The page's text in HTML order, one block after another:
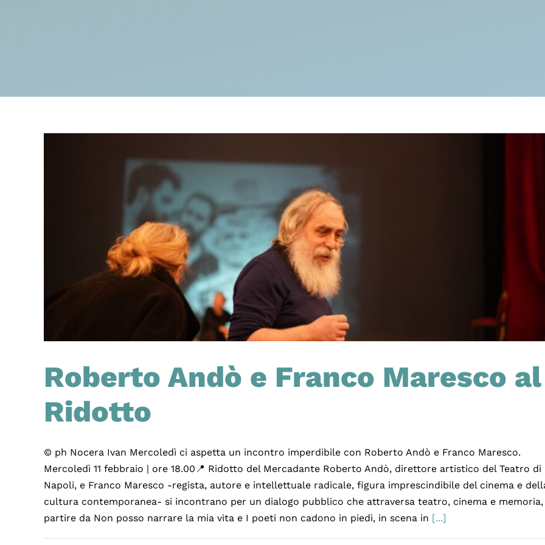
Roberto Andò e Franco Maresco al
Ridotto
© ph Nocera Ivan Mercoledì ci aspetta un incontro imperdibile con Roberto Andò e Franco Maresco.
Mercoledì 11 febbraio | ore 18.00📍 Ridotto del Mercadante Roberto Andò, direttore artistico del Teatro di
Napoli, e Franco Maresco -regista, autore e intellettuale radicale, figura imprescindibile del cinema e
cultura contemporanea- si incontrano per un dialogo pubblico che attraversa teatro, cinema e memoria,
partire da Non posso narrare la mia vita e I poeti non cadono in piedi, in scena in [...]